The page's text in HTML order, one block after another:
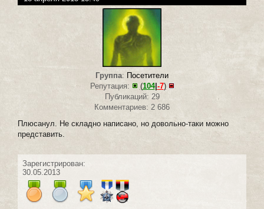
Группа: Посетители
Репутация:
(104| -7)
Публикаций: 29
Комментариев: 2 686
Плюсанул. Не складно написано, но довольно-таки можно
представить.
Зарегистрирован:
30.05.2013